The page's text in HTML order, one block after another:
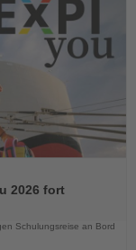
2026 fort
Schulungsreise an Bord